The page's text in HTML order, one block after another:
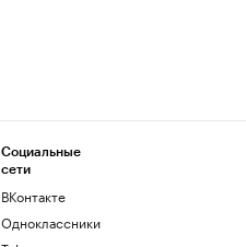
Социальные
сети
ВКонтакте
Одноклассники